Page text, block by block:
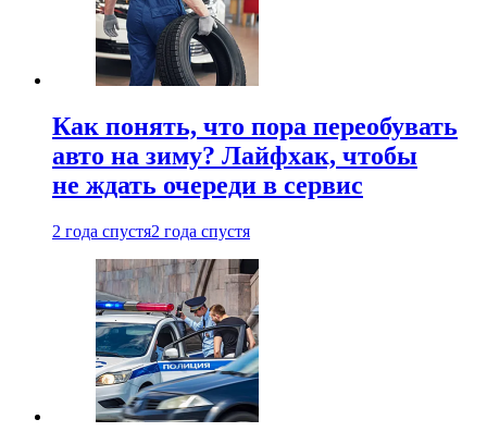
Как понять, что пора переобувать
авто на зиму? Лайфхак, чтобы
не ждать очереди в сервис
2 года спустя2 года спустя